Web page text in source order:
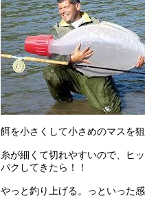
餌を小さくして小さめのマスを
糸が細くて切れやすいので、ヒ
パクしてきたら！！
やっと釣り上げる。っといった